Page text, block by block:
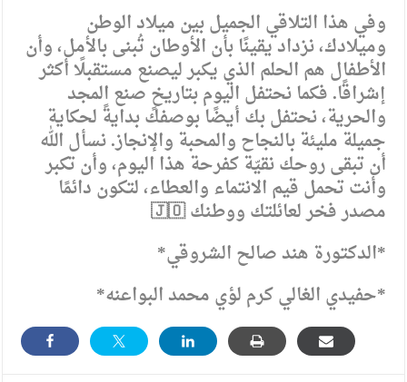
وفي هذا التلاقي الجميل بين ميلاد الوطن
وميلادك، نزداد يقينًا بأن الأوطان تُبنى بالأمل، وأن
الأطفال هم الحلم الذي يكبر ليصنع مستقبلًا أكثر
إشراقًا. فكما نحتفل اليوم بتاريخٍ صنع المجد
والحرية، نحتفل بك أيضًا بوصفك بدايةً لحكاية
جميلة مليئة بالنجاح والمحبة والإنجاز. نسأل الله
أن تبقى روحك نقيّة كفرحة هذا اليوم، وأن تكبر
وأنت تحمل قيم الانتماء والعطاء، لتكون دائمًا
مصدر فخر لعائلتك ووطنك 🇯🇴
*الدكتورة هند صالح الشروقي*
*حفيدي الغالي كرم لؤي محمد البواعنه*